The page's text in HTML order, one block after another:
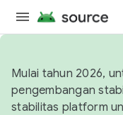
Mulai tahun 2026,
pengembangan
stabilitas platform